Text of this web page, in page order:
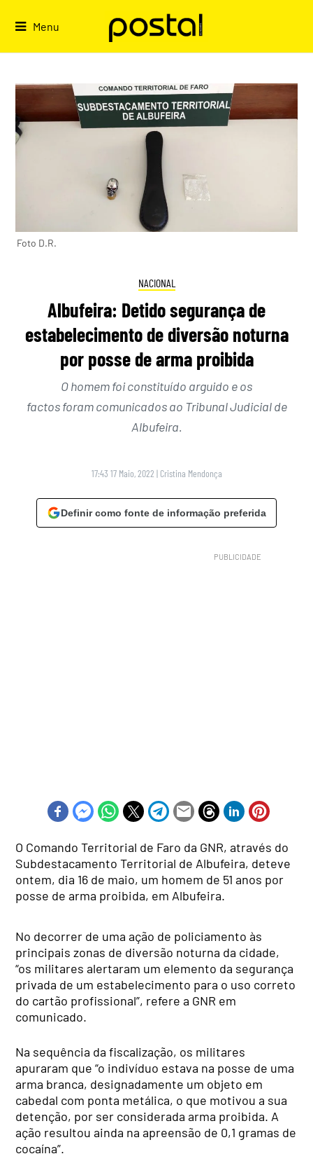
Menu
Foto D.R.
NACIONAL
Albufeira: Detido segurança de
estabelecimento de diversão noturna
por posse de arma proibida
O homem foi constituído arguido e os
factos foram comunicados ao Tribunal Judicial de
Albufeira.
17:43 17 Maio, 2022 | Cristina Mendonça
Definir como fonte de informação preferida
O Comando Territorial de Faro da GNR, através do
Subdestacamento Territorial de Albufeira, deteve
ontem, dia 16 de maio, um homem de 51 anos por
posse de arma proibida, em Albufeira.
No decorrer de uma ação de policiamento às
principais zonas de diversão noturna da cidade,
“os militares alertaram um elemento da segurança
privada de um estabelecimento para o uso correto
do cartão profissional”, refere a GNR em
comunicado.
Na sequência da fiscalização, os militares
apuraram que “o indivíduo estava na posse de uma
arma branca, designadamente um objeto em
cabedal com ponta metálica, o que motivou a sua
detenção, por ser considerada arma proibida. A
ação resultou ainda na apreensão de 0,1 gramas de
cocaína”.